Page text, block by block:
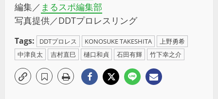
編集／ まるスポ編集部
写真提供／DDTプロレスリング
Tags: DDTプロレス KONOSUKE TAKESHITA
上野勇希
中津良太
吉村直巳 樋口和貞 石田有輝 竹下幸之介